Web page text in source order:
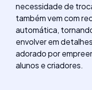
necessidade de
também vem com
automática,
envolver em
adorado por
alunos e criadores.